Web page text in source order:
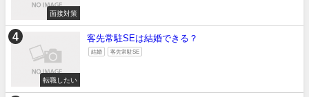
面接対策
転職したい
客先常駐SEは結婚できる？
結婚 客先常駐SE